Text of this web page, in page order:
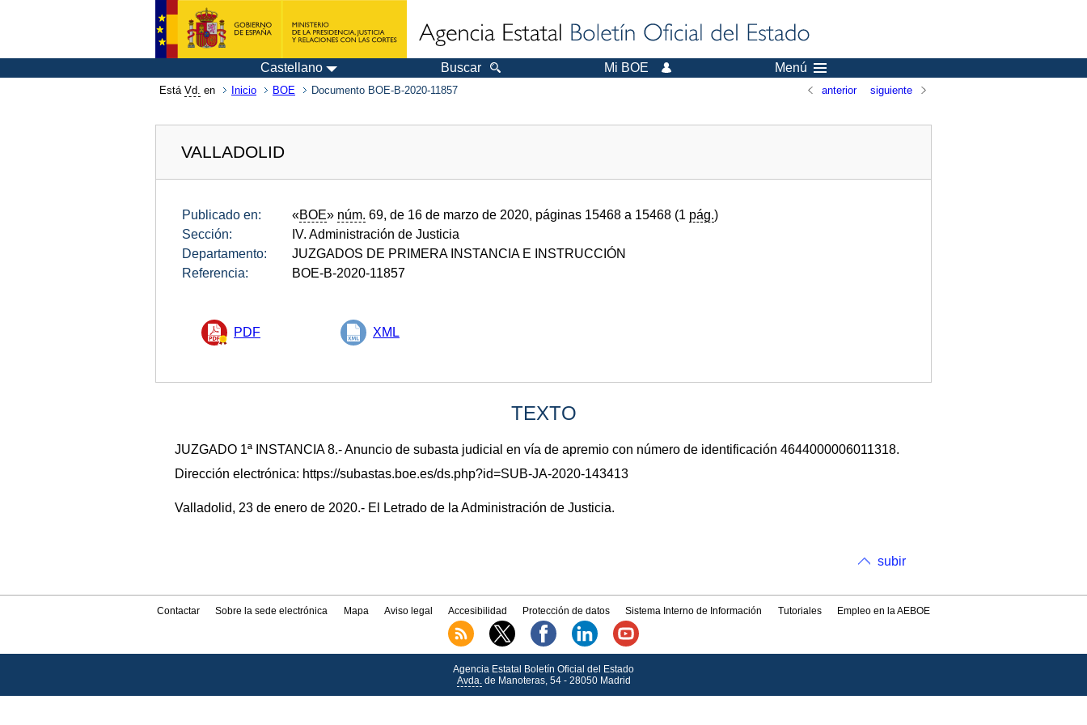
Castellano Buscar Mi BOE Menú
Está Vd. en Inicio BOE Documento BOE-B-2020-11857 anterior siguiente
VALLADOLID
Publicado en: «BOE» núm. 69, de 16 de marzo de 2020, páginas 15468 a 15468 (1 pág.)
Sección:
IV. Administración de Justicia
Departamento:
JUZGADOS DE PRIMERA INSTANCIA E INSTRUCCIÓN
Referencia:
BOE-B-2020-11857
PDF XML
TEXTO
JUZGADO 1ª INSTANCIA 8.- Anuncio de subasta judicial en vía de apremio con número de identificación 4644000006011318.
Dirección electrónica: https://subastas.boe.es/ds.php?id=SUB-JA-2020-143413
Valladolid, 23 de enero de 2020.- El Letrado de la Administración de Justicia.
subir
Contactar Sobre la sede electrónica Mapa Aviso legal Accesibilidad Protección de datos Sistema Interno de Información Tutoriales Empleo en la AEBOE
Agencia Estatal Boletín Oficial del Estado
Avda.de Manoteras, 54 - 28050 Madrid